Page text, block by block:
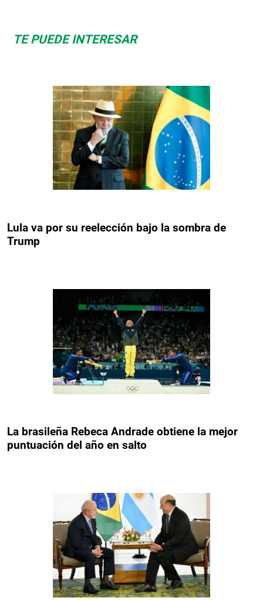
TE PUEDE INTERESAR
Lula va por su reelección bajo la sombra de
Trump
La brasileña Rebeca Andrade obtiene la mejor
puntuación del año en salto